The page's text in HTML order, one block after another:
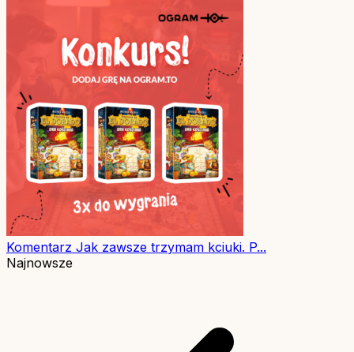
Komentarz Jak zawsze trzymam kciuki. P...
Najnowsze